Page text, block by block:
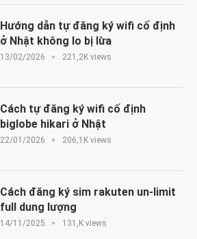
Hướng dẫn tự đăng ký wifi cố định
ở Nhật không lo bị lừa
13/02/2026 221,2K views
Cách tự đăng ký wifi cố định
biglobe hikari ở Nhật
22/01/2026 206,1K views
Cách đăng ký sim rakuten un-limit
full dung lượng
14/11/2025 131,K views